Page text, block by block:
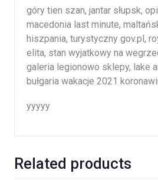
góry tien szan, jantar słupsk,
macedonia last minute,
hiszpania, turystyczny gov.pl,
elita, stan wyjatkowy na
galeria legionowo sklepy, lake
bułgaria wakacje 2021
yyyyy
Related products